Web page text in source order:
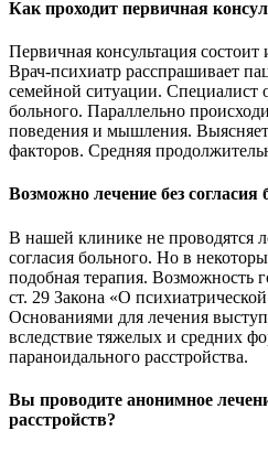
Как проходит первичная
Первичная консультация
Врач-психиатр расспрашивает
семейной ситуации. Специалист
больного. Параллельно
поведения и мышления.
факторов. Средняя
Возможно лечение без согласия
В нашей клинике не проводятся
согласия больного. Но в
подобная терапия. Возможность
ст. 29 Закона «О
Основаниями для лечения
вследствие тяжелых и средних
параноидального расстройства.
Вы проводите анонимное
расстройств?